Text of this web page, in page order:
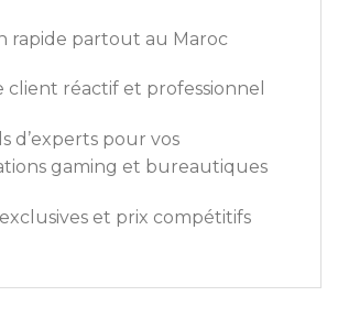
rapide partout au Maroc
client réactif et professionnel
d’experts pour vos
gaming et bureautiques
et prix compétitifs